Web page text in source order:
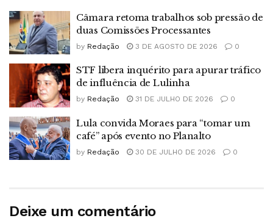
Câmara retoma trabalhos sob pressão de
duas Comissões Processantes
by Redação 3 DE AGOSTO DE 2026 0
STF libera inquérito para apurar tráfico
de influência de Lulinha
by Redação 31 DE JULHO DE 2026 0
Lula convida Moraes para “tomar um
café” após evento no Planalto
by Redação 30 DE JULHO DE 2026 0
Deixe um comentário